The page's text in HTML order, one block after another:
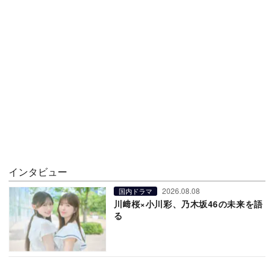
インタビュー
国内ドラマ 2026.08.08
川﨑桜×小川彩、乃木坂46の未来を語
る